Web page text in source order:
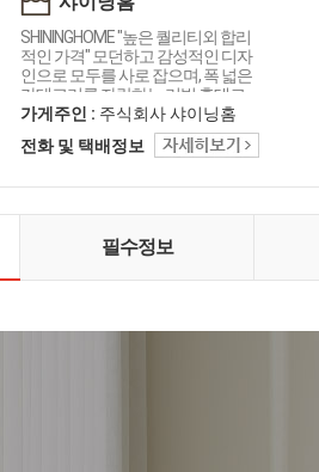
SHININGHOME "높은 퀄리티외 합리
적인 가격" 모던하고 감성적인 디자
인으로 모두를 사로 잡으며, 폭 넓은
카테고리를 자랑하는 리빙 홈데코
인테리어 샤이닝홈입니다.
가게주인 : 주식회사 샤이닝홈
전화 및 택배정보
필수정보